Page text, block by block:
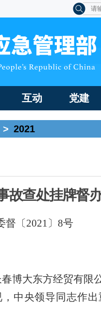
互动 党建
> 2021
故查处挂牌督
督〔2021〕8号
博大东方经贸有限
中央领导同志作